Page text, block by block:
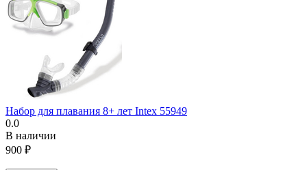
Набор для плавания 8+ лет Intex 55949
0.0
В наличии
900 ₽